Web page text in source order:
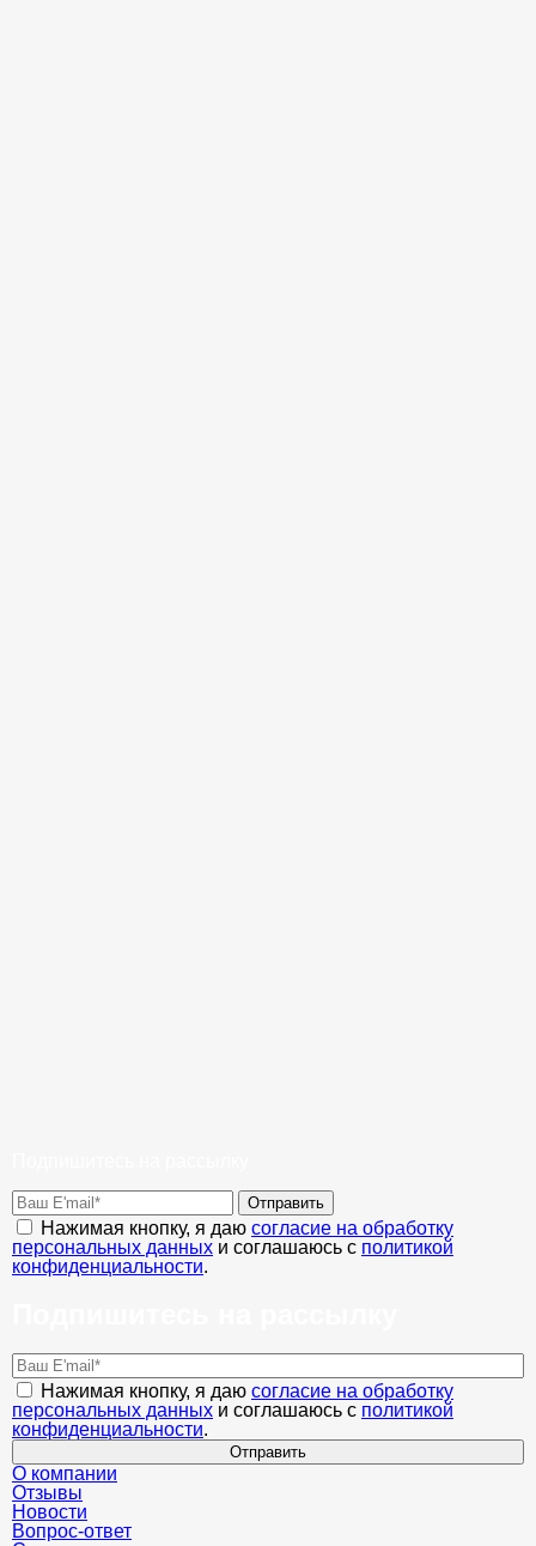
Отправить
Нажимая кнопку, я даю согласие на обработку
персональных данных и соглашаюсь с политикой
конфиденциальности.
Нажимая кнопку, я даю согласие на обработку
персональных данных и соглашаюсь с политикой
конфиденциальности.
Отправить
О компании
Отзывы
Новости
Вопрос-ответ